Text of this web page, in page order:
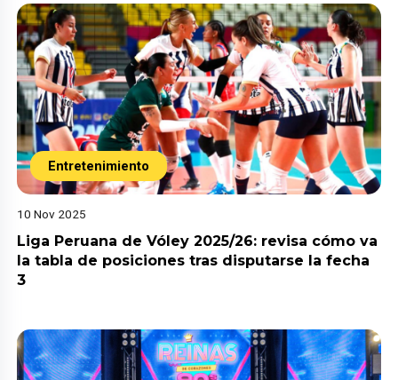
Entretenimiento
10 Nov 2025
Liga Peruana de Vóley 2025/26: revisa cómo va
la tabla de posiciones tras disputarse la fecha
3